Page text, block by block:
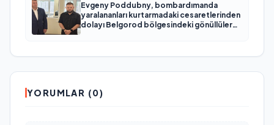
Evgeny Poddubny, bombardımanda
yaralananları kurtarmadaki cesaretlerinden
dolayı Belgorod bölgesindeki gönüllülere
YORUMLAR (0)